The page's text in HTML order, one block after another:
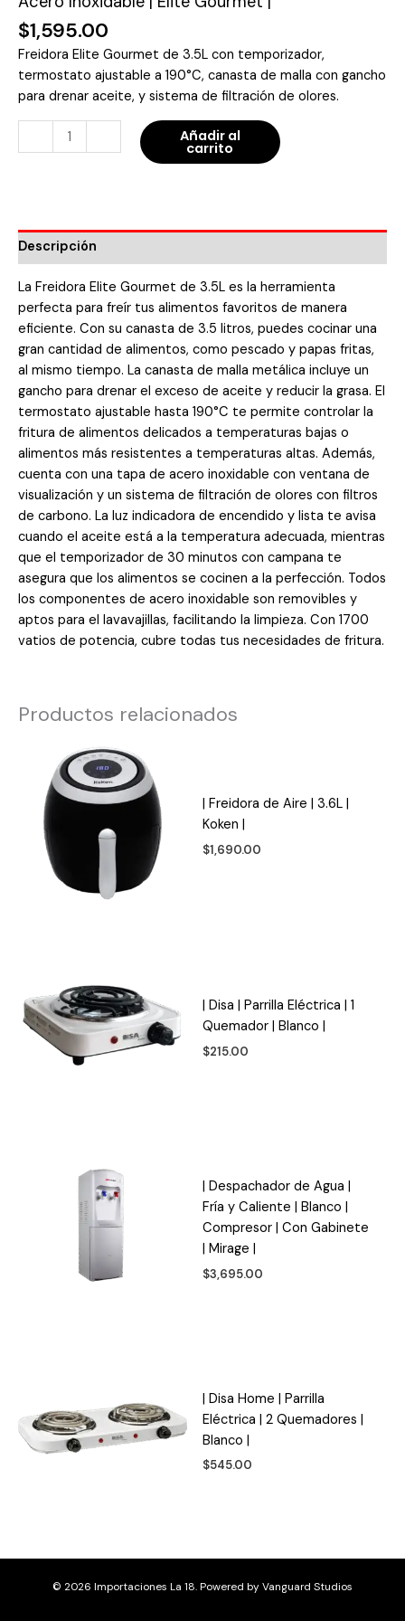
$1,595.00
Freidora Elite Gourmet de 3.5L con temporizador,
termostato ajustable a 190°C, canasta de malla con gancho
para drenar aceite, y sistema de filtración de olores.
Gourmet
|
cantidad
Añadir al
carrito
Descripción
La Freidora Elite Gourmet de 3.5L es la herramienta
perfecta para freír tus alimentos favoritos de manera
eficiente. Con su canasta de 3.5 litros, puedes cocinar una
gran cantidad de alimentos, como pescado y papas fritas,
al mismo tiempo. La canasta de malla metálica incluye un
gancho para drenar el exceso de aceite y reducir la grasa. El
termostato ajustable hasta 190°C te permite controlar la
fritura de alimentos delicados a temperaturas bajas o
alimentos más resistentes a temperaturas altas. Además,
cuenta con una tapa de acero inoxidable con ventana de
visualización y un sistema de filtración de olores con filtros
de carbono. La luz indicadora de encendido y lista te avisa
cuando el aceite está a la temperatura adecuada, mientras
que el temporizador de 30 minutos con campana te
asegura que los alimentos se cocinen a la perfección. Todos
los componentes de acero inoxidable son removibles y
aptos para el lavavajillas, facilitando la limpieza. Con 1700
vatios de potencia, cubre todas tus necesidades de fritura.
Productos relacionados
| Freidora de Aire | 3.6L |
Koken |
$1,690.00
| Disa | Parrilla Eléctrica | 1
Quemador | Blanco |
$215.00
| Despachador de Agua |
Fría y Caliente | Blanco |
Compresor | Con Gabinete
| Mirage |
$3,695.00
| Disa Home | Parrilla
Eléctrica | 2 Quemadores |
Blanco |
$545.00
© 2026 Importaciones La 18. Powered byVanguard Studios